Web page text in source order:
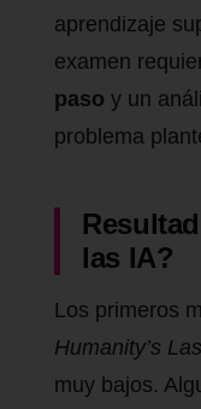
aprendizaje
examen
paso y un
problema
las IA?
Los primeros
Humanity’s
muy bajos.